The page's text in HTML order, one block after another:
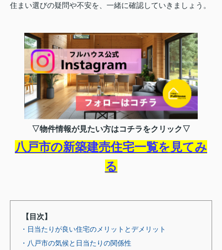
住まい選びの疑問や不安を、一緒に確認していきましょう。
▽物件情報が見たい方はコチラをクリック▽
八戸市の新築建売住宅一覧を見てみ
る
【目次】
・日当たりが良い住宅のメリットとデメリット
・八戸市の気候と日当たりの関係性